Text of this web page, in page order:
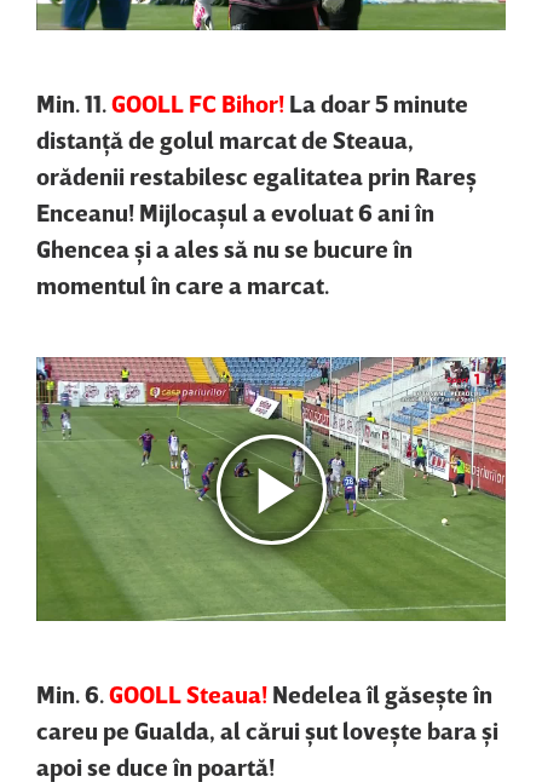
Min. 11.GOOLL FC Bihor! La doar 5 minute
distanţă de golul marcat de Steaua,
orădenii restabilesc egalitatea prin Rareş
Enceanu! Mijlocaşul a evoluat 6 ani în
Ghencea şi a ales să nu se bucure în
momentul în care a marcat.
Min. 6.GOOLL Steaua! Nedelea îl găseşte în
careu pe Gualda, al cărui şut loveşte bara şi
apoi se duce în poartă!